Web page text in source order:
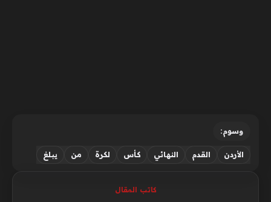
وسوم:
الأردن القدم النهائي كأس لكرة من يبلغ
كاتب المقال